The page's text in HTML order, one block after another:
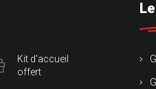
Kit d'accueil
offert